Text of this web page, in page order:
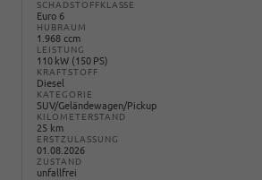
SCHADSTOFFKLASSE
Euro 6
HUBRAUM
1.968 ccm
LEISTUNG
110 kW (150 PS)
KRAFTSTOFF
Diesel
KATEGORIE
SUV/Geländewagen/Pickup
KILOMETERSTAND
25 km
ERSTZULASSUNG
01.08.2026
ZUSTAND
unfallfrei